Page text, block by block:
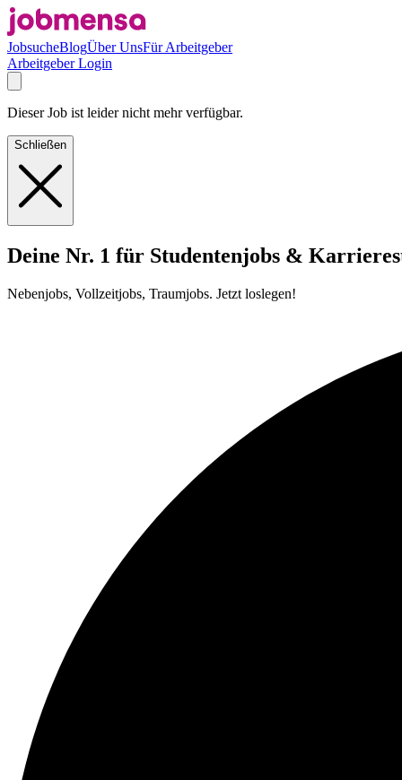
JobsucheBlogÜber UnsFür Arbeitgeber
Arbeitgeber Login
Dieser Job ist leider nicht mehr verfügbar.
Schließen
Deine Nr. 1 für Studentenjobs &
Nebenjobs, Vollzeitjobs, Traumjobs. Jetzt loslegen!